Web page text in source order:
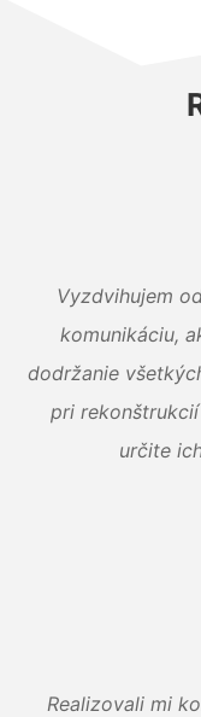
Vyzdvihujem
komunikáciu,
dodržanie
pri
určite
Realizovali mi